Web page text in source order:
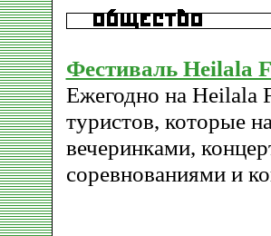
Фестиваль Heilala
Ежегодно на Heilala
туристов, которые
вечеринками,
соревнованиями и